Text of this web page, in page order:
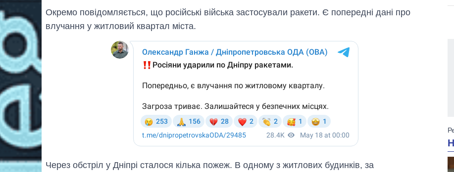
Окремо повідомляється, що російські війська застосували ракети. Є попередні дані про
влучання у житловий квартал міста.
Через обстріл у Дніпрі сталося кілька пожеж. В одному з житлових будинків, за